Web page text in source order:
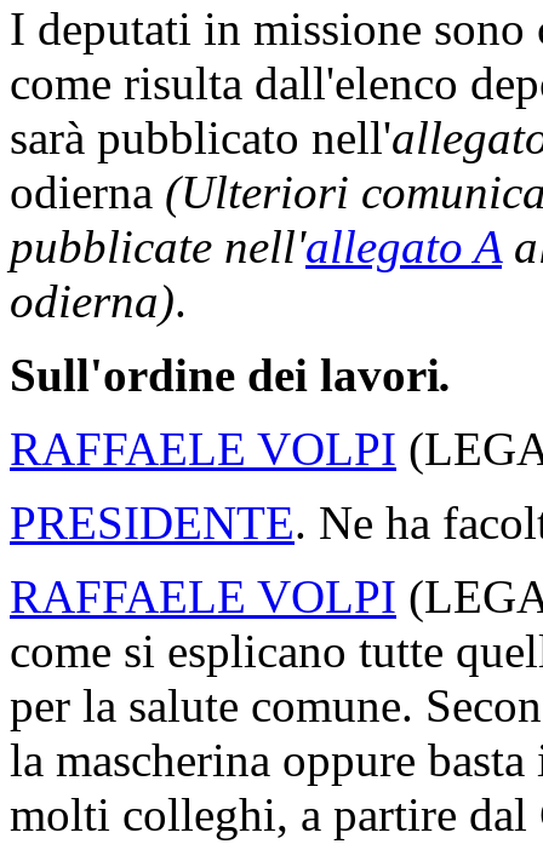
I deputati in missione sono
come risulta dall'elenco
sarà pubblicato nell'
odierna (Ulteriori
pubblicate nell'allegato A
odierna).
Sull'ordine dei lavori.
RAFFAELE VOLPI (
PRESIDENTE. Ne ha
RAFFAELE VOLPI (
come si esplicano tutte
per la salute comune.
la mascherina oppure
molti colleghi, a partire dal